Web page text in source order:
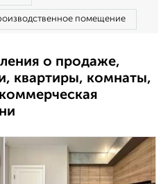
помещение
о продаже,
квартиры, комнаты,